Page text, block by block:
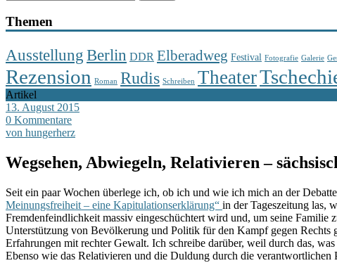
Themen
Ausstellung Berlin DDR Elberadweg Festival Fotografie Galerie
Rezension Roman Rudis Schreiben Theater
Artikel
13. August 2015
0 Kommentare
von hungerherz
Wegsehen, Abwiegeln, Relativieren –
Seit ein paar Wochen überlege ich, ob ich und wie ich mich an der
Meinungsfreiheit – eine Kapitulationserklärung“ in der Tageszeitung las,
Fremdenfeindlichkeit massiv eingeschüchtert wird und, um seine
Unterstützung von Bevölkerung und Politik für den Kampf gegen Rechts
Erfahrungen mit rechter Gewalt. Ich schreibe darüber, weil durch das,
Ebenso wie das Relativieren und die Duldung durch die verantwortlichen